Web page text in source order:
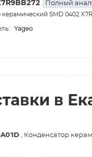
Полный
SMD 0402
Yageo
в
, Конденсатор